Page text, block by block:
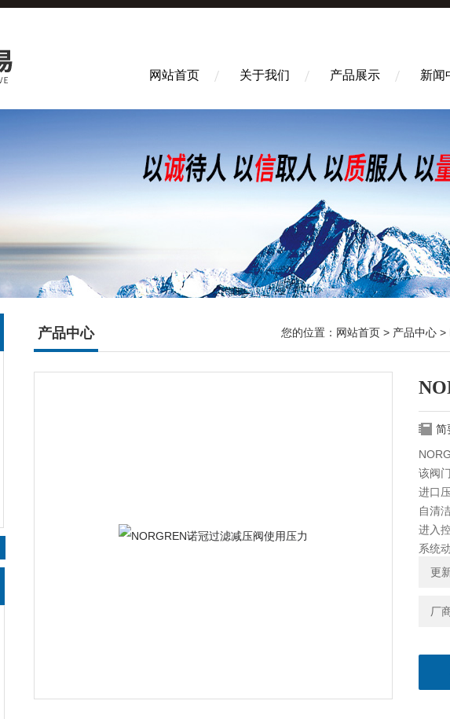
网站首页 关于我们 产品展示 新闻
产品中心 您的位置： 网站首页 > 产品中心 >
简
该阀
进口
自清
进入
系统
更
厂